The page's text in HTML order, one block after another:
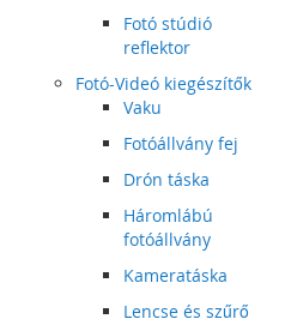
Fotó stúdió
reflektor
Fotó-Videó kiegészítők
Vaku
Fotóállvány fej
Drón táska
Háromlábú
fotóállvány
Kameratáska
Lencse és szűrő